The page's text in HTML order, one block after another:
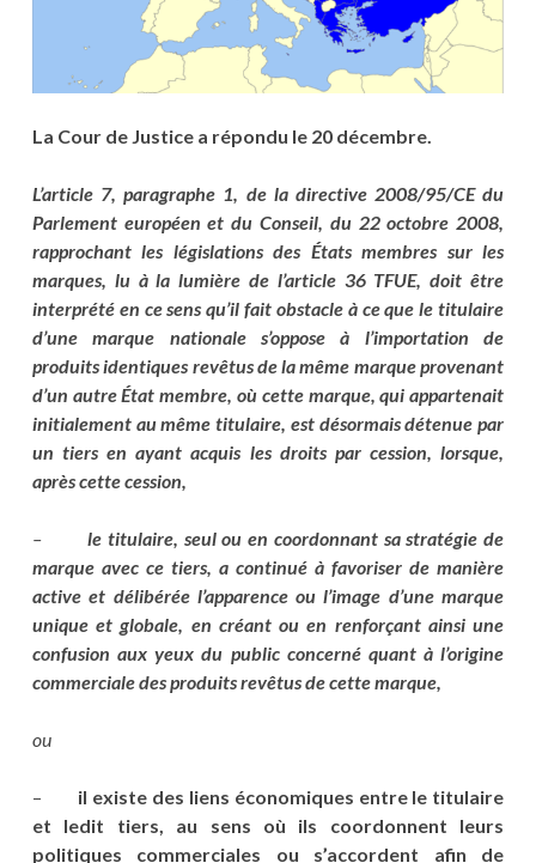
La Cour de Justice a répondu le 20 décembre.
L’article 7, paragraphe 1, de la directive 2008/95/CE du
Parlement européen et du Conseil, du 22 octobre 2008,
rapprochant les législations des États membres sur les
marques, lu à la lumière de l’article 36 TFUE, doit être
interprété en ce sens qu’il fait obstacle à ce que le titulaire
d’une marque nationale s’oppose à l’importation de
produits identiques revêtus de la même marque provenant
d’un autre État membre, où cette marque, qui appartenait
initialement au même titulaire, est désormais détenue par
un tiers en ayant acquis les droits par cession, lorsque,
après cette cession,
– le titulaire, seul ou en coordonnant sa stratégie de
marque avec ce tiers, a continué à favoriser de manière
active et délibérée l’apparence ou l’image d’une marque
unique et globale, en créant ou en renforçant ainsi une
confusion aux yeux du public concerné quant à l’origine
commerciale des produits revêtus de cette marque,
ou
– il existe des liens économiques entre le titulaire
et ledit tiers, au sens où ils coordonnent leurs
politiques commerciales ou s’accordent afin de